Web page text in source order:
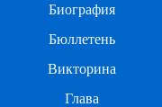
Биография
Бюллетень
Викторина
Глава